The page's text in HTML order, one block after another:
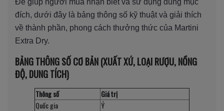
Để giúp người mua nhận biết và sử dụng đúng mục
đích, dưới đây là bảng thông số kỹ thuật và giải thích
về thành phần, phong cách thưởng thức của Martini
Extra Dry.
BẢNG THÔNG SỐ CƠ BẢN (XUẤT XỨ, LOẠI RƯỢU, NỒNG
ĐỘ, DUNG TÍCH)
Thông số
Giá trị
Quốc gia
Ý